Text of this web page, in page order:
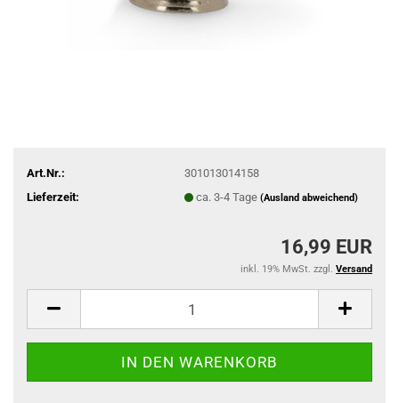
Art.Nr.:
301013014158
Lieferzeit:
ca. 3-4 Tage (Ausland abweichend)
16,99 EUR
inkl. 19% MwSt. zzgl. Versand